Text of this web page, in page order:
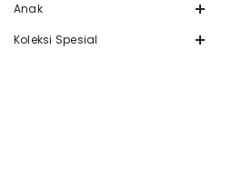
Anak
Koleksi Spesial